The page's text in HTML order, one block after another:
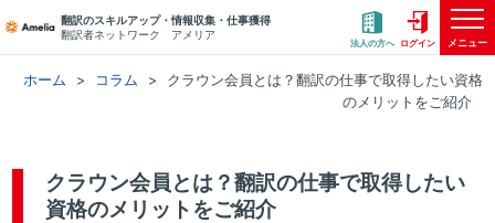
翻訳のスキルアップ・情報収集・仕事獲得
翻訳者ネットワーク アメリア
法人の方へ ログイン メニュー
ホーム コラム
クラウン会員とは？翻訳の仕事で取得したい資格
のメリットをご紹介
クラウン会員とは？翻訳の仕事で取得したい
資格のメリットをご紹介